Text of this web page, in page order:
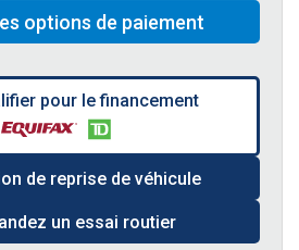
pour le financement
de reprise de véhicule
un essai routier